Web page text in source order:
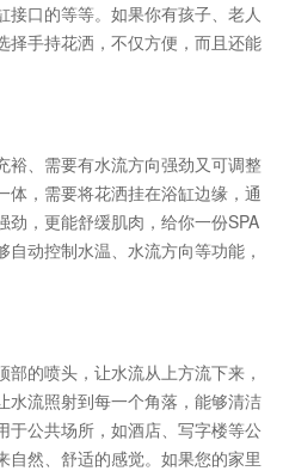
口的等等。如果你有孩子、老人
择手持花洒，不仅方便，而且还能
裕、需要有水流方向强劲又可调整
体，需要将花洒挂在浴缸边缘，通
，更能舒缓肌肉，给你一份SPA
动控制水温、水流方向等功能，
的喷头，让水流从上方流下来，
水流照射到每一个角落，能够清洁
于公共场所，如酒店、写字楼等公
然、舒适的感觉。如果您的家里